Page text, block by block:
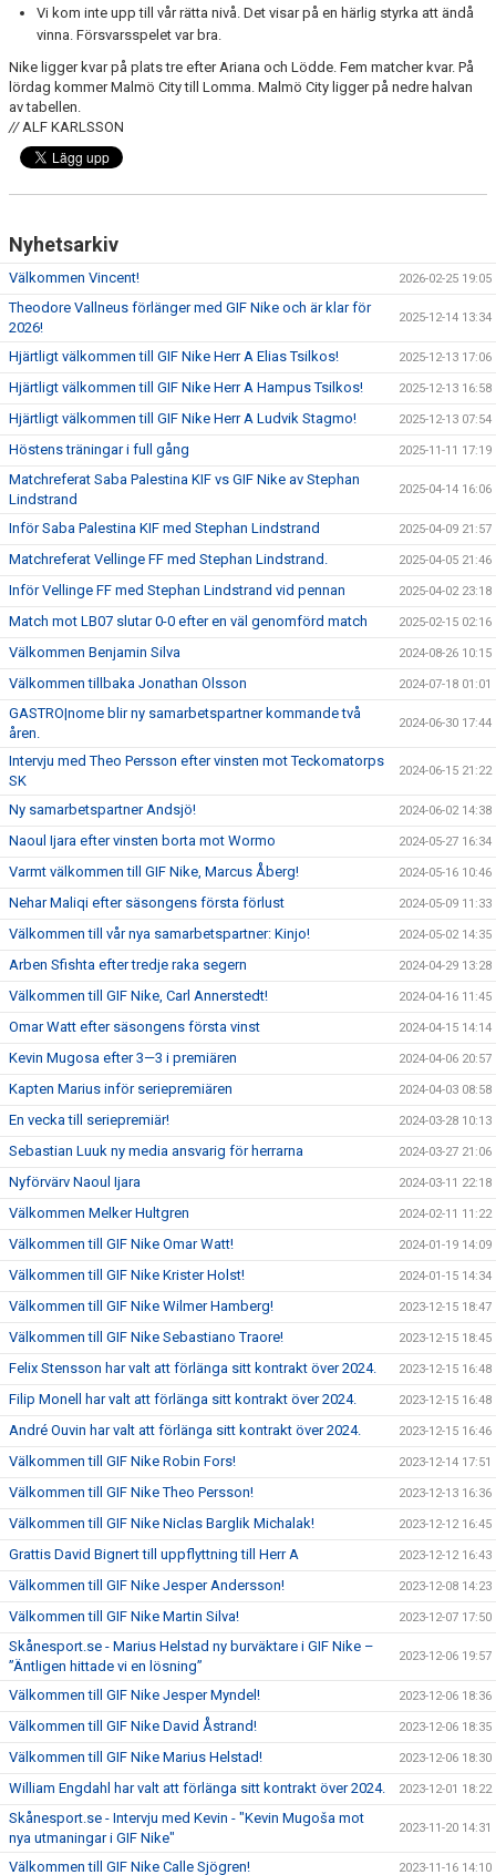
Vi kom inte upp till vår rätta nivå. Det visar på en härlig styrka att ändå
vinna. Försvarsspelet var bra.
Nike ligger kvar på plats tre efter Ariana och Lödde. Fem matcher kvar. På
lördag kommer Malmö City till Lomma. Malmö City ligger på nedre halvan
av tabellen.
//ALF KARLSSON
Nyhetsarkiv
Välkommen Vincent! 2026-02-25 19:05
Theodore Vallneus förlänger med GIF Nike och är klar för
2026!
2025-12-14 13:34
Hjärtligt välkommen till GIF Nike Herr A Elias Tsilkos! 2025-12-13 17:06
Hjärtligt välkommen till GIF Nike Herr A Hampus Tsilkos! 2025-12-13 16:58
Hjärtligt välkommen till GIF Nike Herr A Ludvik Stagmo! 2025-12-13 07:54
Höstens träningar i full gång 2025-11-11 17:19
Matchreferat Saba Palestina KIF vs GIF Nike av Stephan
Lindstrand
2025-04-14 16:06
Inför Saba Palestina KIF med Stephan Lindstrand 2025-04-09 21:57
Matchreferat Vellinge FF med Stephan Lindstrand. 2025-04-05 21:46
Inför Vellinge FF med Stephan Lindstrand vid pennan 2025-04-02 23:18
Match mot LB07 slutar 0-0 efter en väl genomförd match 2025-02-15 02:16
Välkommen Benjamin Silva 2024-08-26 10:15
Välkommen tillbaka Jonathan Olsson 2024-07-18 01:01
GASTRO|nome blir ny samarbetspartner kommande två
åren.
2024-06-30 17:44
Intervju med Theo Persson efter vinsten mot Teckomatorps
SK
2024-06-15 21:22
Ny samarbetspartner Andsjö! 2024-06-02 14:38
Naoul Ijara efter vinsten borta mot Wormo 2024-05-27 16:34
Varmt välkommen till GIF Nike, Marcus Åberg! 2024-05-16 10:46
Nehar Maliqi efter säsongens första förlust 2024-05-09 11:33
Välkommen till vår nya samarbetspartner: Kinjo! 2024-05-02 14:35
Arben Sfishta efter tredje raka segern 2024-04-29 13:28
Välkommen till GIF Nike, Carl Annerstedt! 2024-04-16 11:45
Omar Watt efter säsongens första vinst 2024-04-15 14:14
Kevin Mugosa efter 3—3 i premiären 2024-04-06 20:57
Kapten Marius inför seriepremiären 2024-04-03 08:58
En vecka till seriepremiär! 2024-03-28 10:13
Sebastian Luuk ny media ansvarig för herrarna 2024-03-27 21:06
Nyförvärv Naoul Ijara 2024-03-11 22:18
Välkommen Melker Hultgren 2024-02-11 11:22
Välkommen till GIF Nike Omar Watt! 2024-01-19 14:09
Välkommen till GIF Nike Krister Holst! 2024-01-15 14:34
Välkommen till GIF Nike Wilmer Hamberg! 2023-12-15 18:47
Välkommen till GIF Nike Sebastiano Traore! 2023-12-15 18:45
Felix Stensson har valt att förlänga sitt kontrakt över 2024. 2023-12-15 16:48
Filip Monell har valt att förlänga sitt kontrakt över 2024. 2023-12-15 16:48
André Ouvin har valt att förlänga sitt kontrakt över 2024. 2023-12-15 16:46
Välkommen till GIF Nike Robin Fors! 2023-12-14 17:51
Välkommen till GIF Nike Theo Persson! 2023-12-13 16:36
Välkommen till GIF Nike Niclas Barglik Michalak! 2023-12-12 16:45
Grattis David Bignert till uppflyttning till Herr A 2023-12-12 16:43
Välkommen till GIF Nike Jesper Andersson! 2023-12-08 14:23
Välkommen till GIF Nike Martin Silva! 2023-12-07 17:50
Skånesport.se - Marius Helstad ny burväktare i GIF Nike –
”Äntligen hittade vi en lösning”
2023-12-06 19:57
Välkommen till GIF Nike Jesper Myndel! 2023-12-06 18:36
Välkommen till GIF Nike David Åstrand! 2023-12-06 18:35
Välkommen till GIF Nike Marius Helstad! 2023-12-06 18:30
William Engdahl har valt att förlänga sitt kontrakt över 2024. 2023-12-01 18:22
Skånesport.se - Intervju med Kevin - "Kevin Mugoša mot
nya utmaningar i GIF Nike"
2023-11-20 14:31
Välkommen till GIF Nike Calle Sjögren! 2023-11-16 14:10